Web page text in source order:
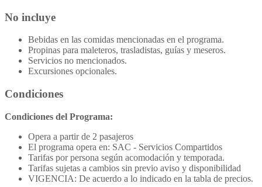
No incluye
Bebidas en las comidas mencionadas en el programa.
Propinas para maleteros, trasladistas, guías y meseros.
Servicios no mencionados.
Excursiones opcionales.
Condiciones
Condiciones del Programa:
Opera a partir de 2 pasajeros
El programa opera en: SAC - Servicios Compartidos
Tarifas por persona según acomodación y temporada.
Tarifas sujetas a cambios sin previo aviso y disponibilidad
VIGENCIA: De acuerdo a lo indicado en la tabla de precios.